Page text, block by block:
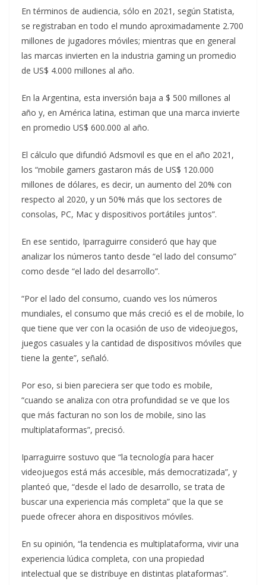
En términos de audiencia, sólo en 2021, según Statista,
se registraban en todo el mundo aproximadamente 2.700
millones de jugadores móviles; mientras que en general
las marcas invierten en la industria gaming un promedio
de US$ 4.000 millones al año.
En la Argentina, esta inversión baja a $ 500 millones al
año y, en América latina, estiman que una marca invierte
en promedio US$ 600.000 al año.
El cálculo que difundió Adsmovil es que en el año 2021,
los “mobile gamers gastaron más de US$ 120.000
millones de dólares, es decir, un aumento del 20% con
respecto al 2020, y un 50% más que los sectores de
consolas, PC, Mac y dispositivos portátiles juntos”.
En ese sentido, Iparraguirre consideró que hay que
analizar los números tanto desde “el lado del consumo”
como desde “el lado del desarrollo”.
“Por el lado del consumo, cuando ves los números
mundiales, el consumo que más creció es el de mobile, lo
que tiene que ver con la ocasión de uso de videojuegos,
juegos casuales y la cantidad de dispositivos móviles que
tiene la gente”, señaló.
Por eso, si bien pareciera ser que todo es mobile,
“cuando se analiza con otra profundidad se ve que los
que más facturan no son los de mobile, sino las
multiplataformas”, precisó.
Iparraguirre sostuvo que “la tecnología para hacer
videojuegos está más accesible, más democratizada”, y
planteó que, “desde el lado de desarrollo, se trata de
buscar una experiencia más completa” que la que se
puede ofrecer ahora en dispositivos móviles.
En su opinión, “la tendencia es multiplataforma, vivir una
experiencia lúdica completa, con una propiedad
intelectual que se distribuye en distintas plataformas”.